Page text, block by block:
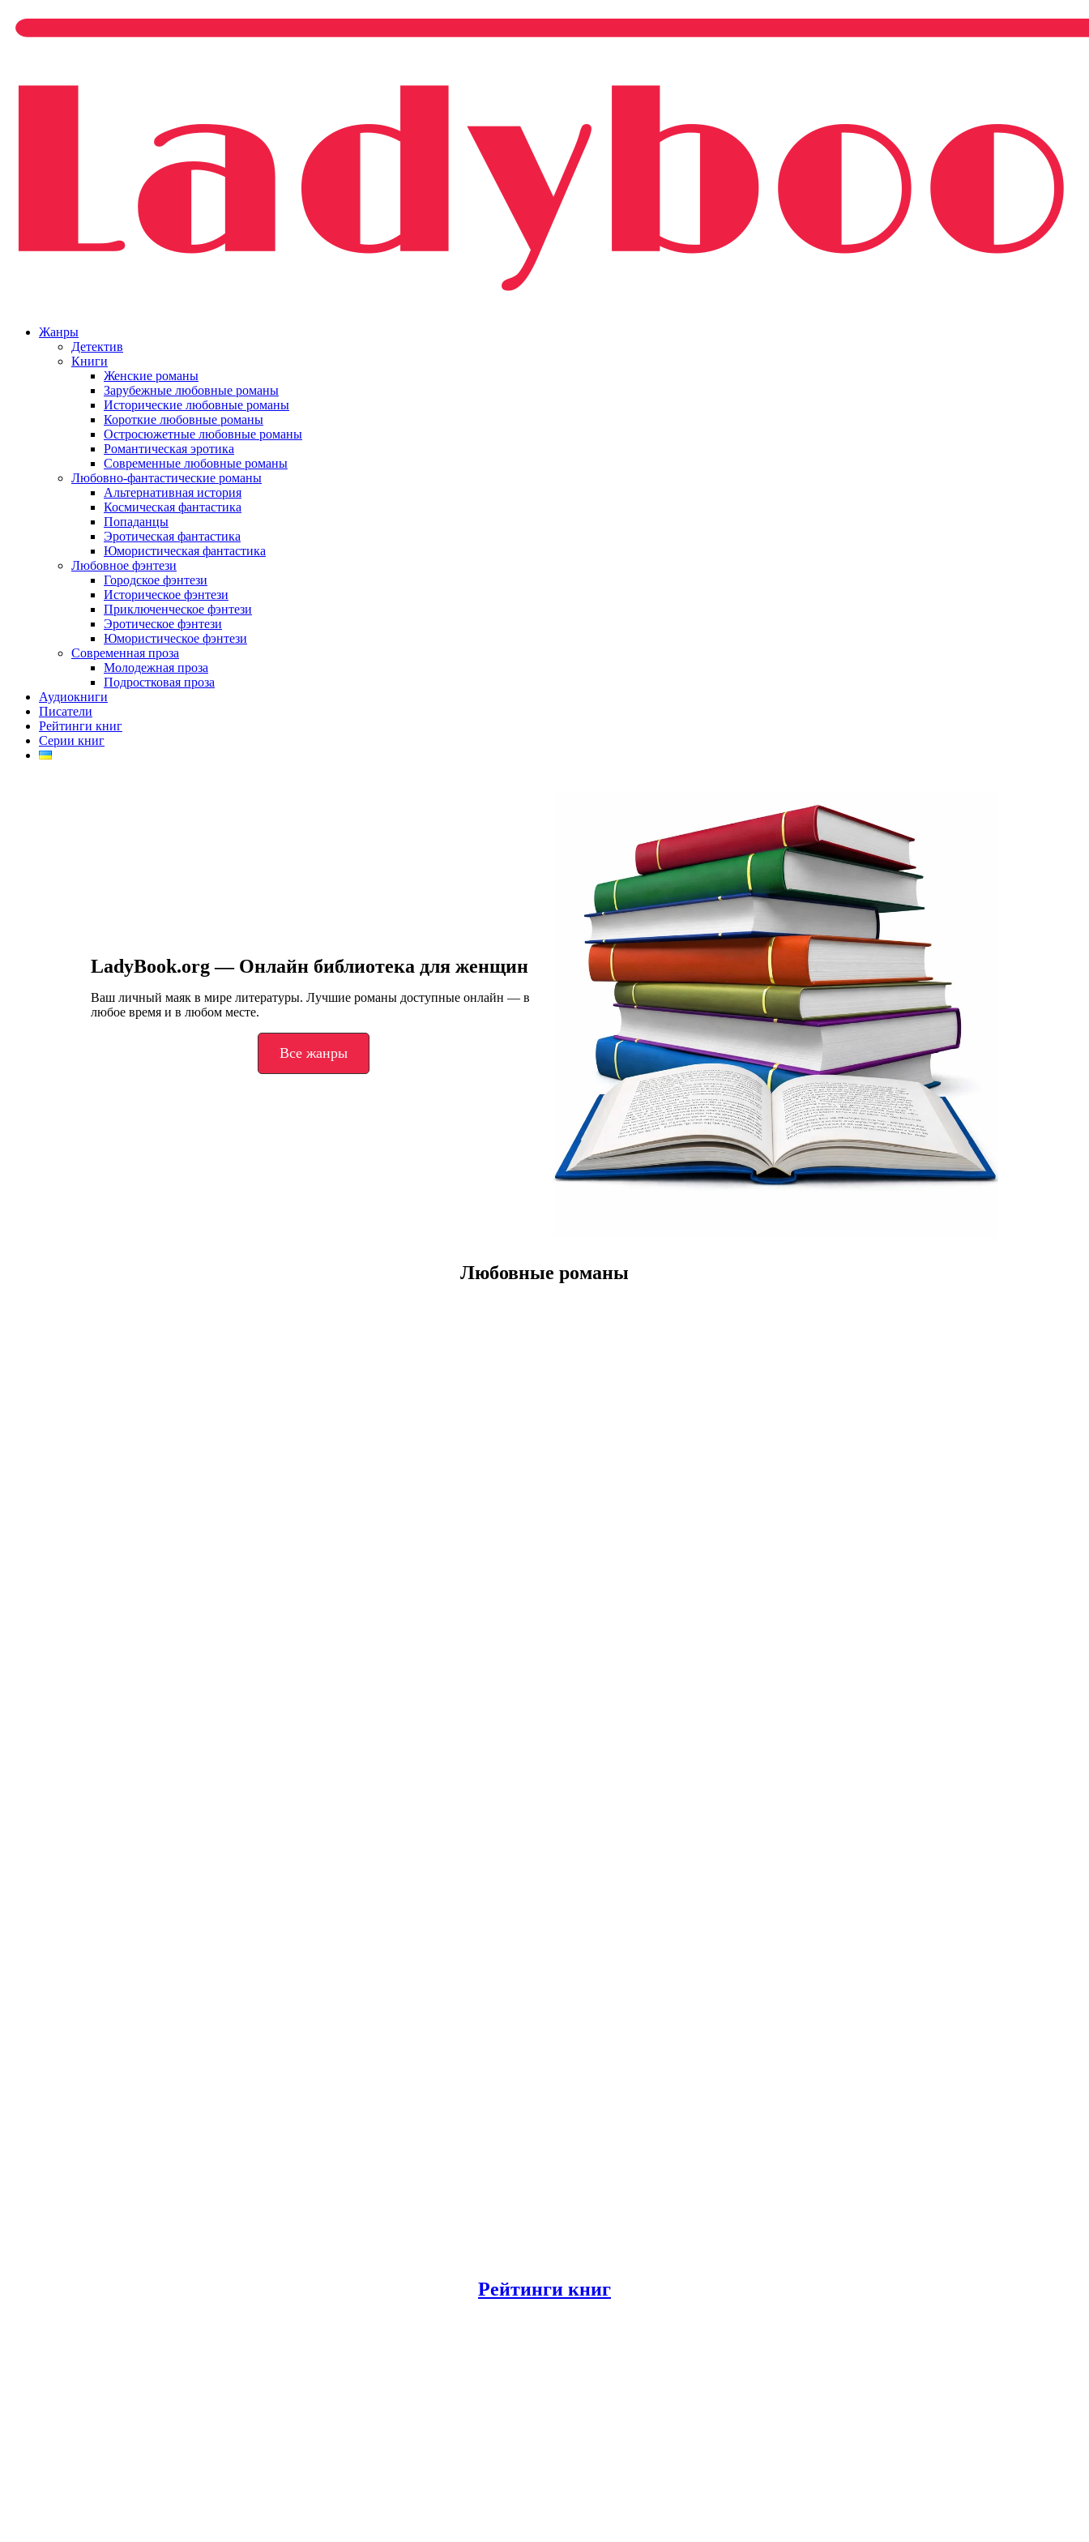
Жанры
Детектив
Книги
Женские романы
Зарубежные любовные романы
Исторические любовные романы
Короткие любовные романы
Остросюжетные любовные романы
Романтическая эротика
Современные любовные романы
Любовно-фантастические романы
Альтернативная история
Космическая фантастика
Попаданцы
Эротическая фантастика
Юмористическая фантастика
Любовное фэнтези
Городское фэнтези
Историческое фэнтези
Приключенческое фэнтези
Эротическое фэнтези
Юмористическое фэнтези
Современная проза
Молодежная проза
Подростковая проза
Аудиокниги
Писатели
Рейтинги книг
Серии книг
LadyBook.org — Онлайн библиотека для женщин
Ваш личный маяк в мире литературы. Лучшие романы доступные онлайн — в
любое время и в любом месте.
Все жанры
Любовные романы
Рейтинги книг